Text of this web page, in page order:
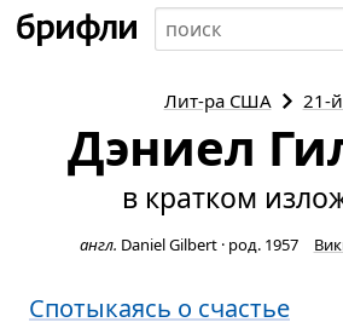
Лит-раСША 21-
Дэниел
в кратком
англ. Daniel Gilbert· род. 1957
Спотыкаясь о счастье